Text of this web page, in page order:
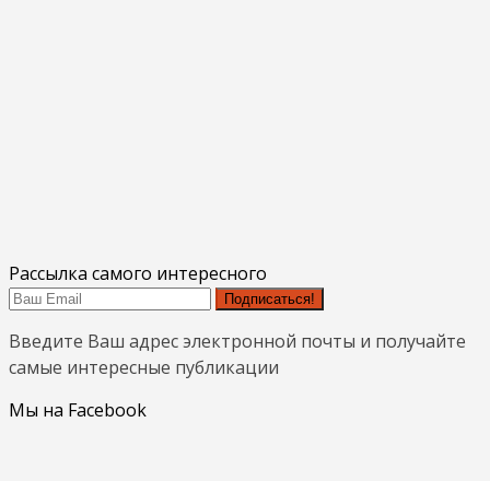
Рассылка самого интересного
Подписаться!
Введите Ваш адрес электронной почты и получайте
самые интересные публикации
Мы на Facebook